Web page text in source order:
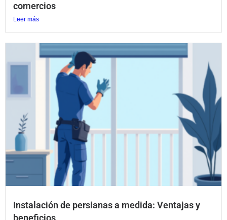
comercios
Leer más
Instalación de persianas a medida: Ventajas y
beneficios